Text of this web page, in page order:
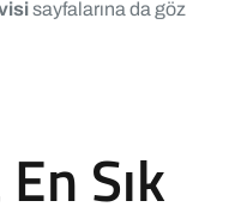
sayfalarına da göz
Sık